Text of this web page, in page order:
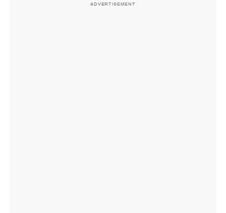
ADVERTISEMENT